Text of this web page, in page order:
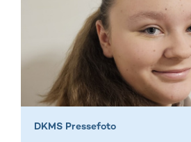
DKMS Pressefoto